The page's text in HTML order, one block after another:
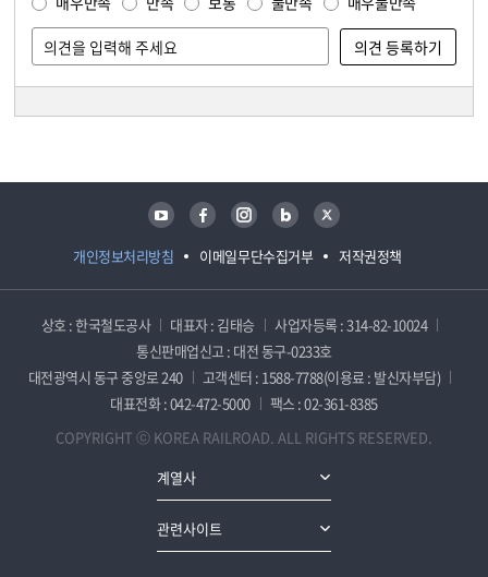
개인정보처리방침 이메일무단수집거부 저작권정책
유튜브 페이스북 인스타그램 블로그 트위터
상호 : 한국철도공사 대표자 : 김태승
사업자등록 : 314-82-10024
통신판매업신고 : 대전 동구-0233호
대전광역시 동구 중앙로 240
고객센터 : 1588-7788(이용료 : 발신자부담)
대표전화 : 042-472-5000
팩스 : 02-361-8385
COPYRIGHT ⓒ KOREA RAILROAD. ALL RIGHTS RESERVED.
계열사
관련사이트